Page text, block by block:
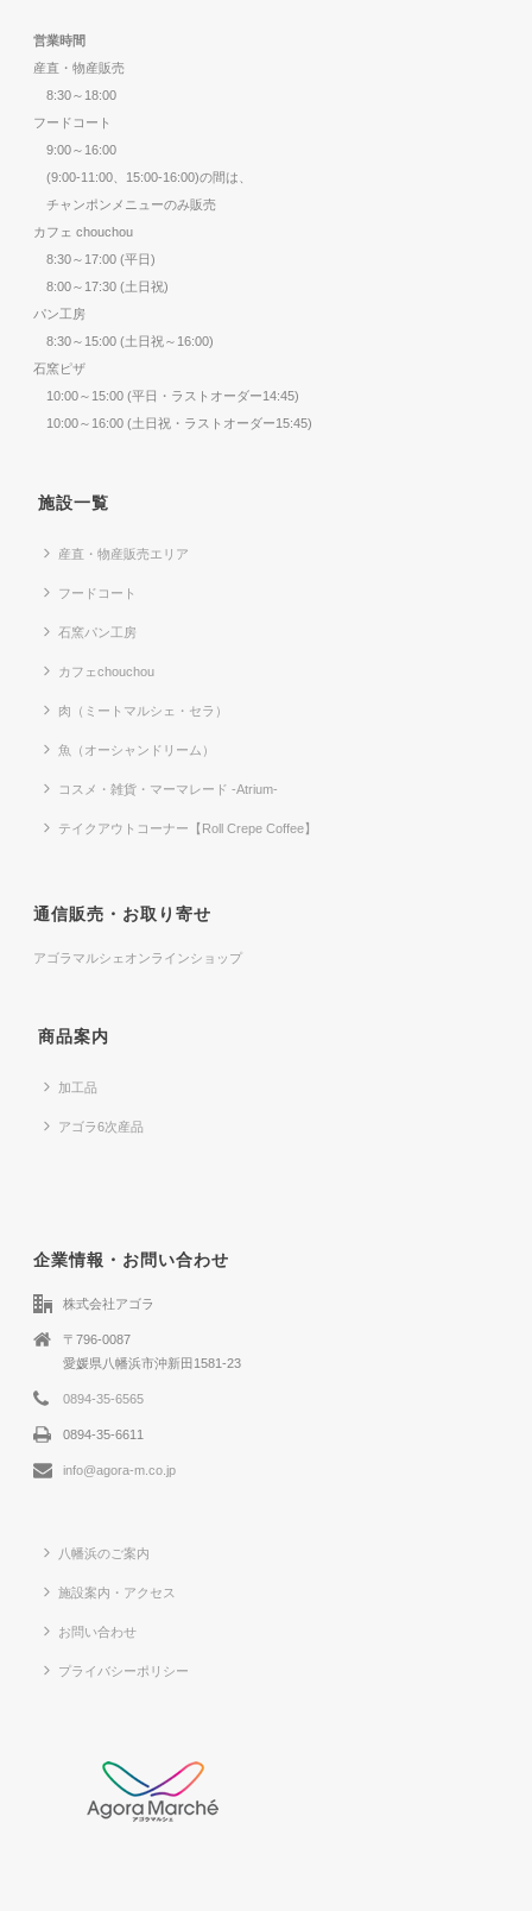
営業時間
産直・物産販売
8:30～18:00
フードコート
9:00～16:00
(9:00-11:00、15:00-16:00)の間は、
チャンポンメニューのみ販売
カフェ chouchou
8:30～17:00 (平日)
8:00～17:30 (土日祝)
パン工房
8:30～15:00 (土日祝～16:00)
石窯ピザ
10:00～15:00 (平日・ラストオーダー14:45)
10:00～16:00 (土日祝・ラストオーダー15:45)
施設一覧
産直・物産販売エリア
フードコート
石窯パン工房
カフェchouchou
肉（ミートマルシェ・セラ）
魚（オーシャンドリーム）
コスメ・雑貨・マーマレード -Atrium-
テイクアウトコーナー【Roll Crepe Coffee】
通信販売・お取り寄せ
アゴラマルシェオンラインショップ
商品案内
加工品
アゴラ6次産品
企業情報・お問い合わせ
株式会社アゴラ
〒796-0087
愛媛県八幡浜市沖新田1581-23
0894-35-6565
0894-35-6611
info@agora-m.co.jp
八幡浜のご案内
施設案内・アクセス
お問い合わせ
プライバシーポリシー